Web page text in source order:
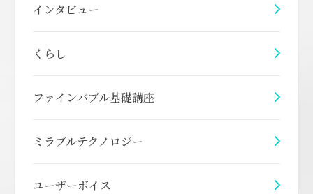
インタビュー
くらし
ファインバブル基礎講座
ミラブルテクノロジー
ユーザーボイス